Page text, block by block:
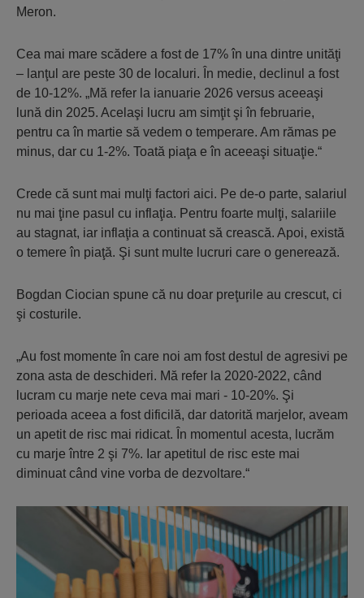
Meron.
Cea mai mare scădere a fost de 17% în una dintre unităţi
– lanţul are peste 30 de localuri. În medie, declinul a fost
de 10-12%. „Mă refer la ianuarie 2026 versus aceeaşi
lună din 2025. Acelaşi lucru am simţit şi în februarie,
pentru ca în martie să vedem o temperare. Am rămas pe
minus, dar cu 1-2%. Toată piaţa e în aceeaşi situaţie.“
Crede că sunt mai mulţi factori aici. Pe de-o parte, salariul
nu mai ţine pasul cu inflaţia. Pentru foarte mulţi, salariile
au stagnat, iar inflaţia a continuat să crească. Apoi, există
o temere în piaţă. Şi sunt multe lucruri care o generează.
Bogdan Ciocian spune că nu doar preţurile au crescut, ci
şi costurile.
„Au fost momente în care noi am fost destul de agresivi pe
zona asta de des­chideri. Mă refer la 2020-2022, când
lucram cu marje nete ceva mai mari - 10-20%. Şi
perioada aceea a fost dificilă, dar datorită marjelor, aveam
un apetit de risc mai ridicat. În momentul acesta, lucrăm
cu marje între 2 şi 7%. Iar apetitul de risc este mai
diminuat când vine vorba de dezvoltare.“